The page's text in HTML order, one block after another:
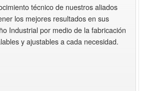
técnico de nuestros aliados
los mejores resultados en sus
Industrial por medio de la fabricación
y ajustables a cada necesidad.